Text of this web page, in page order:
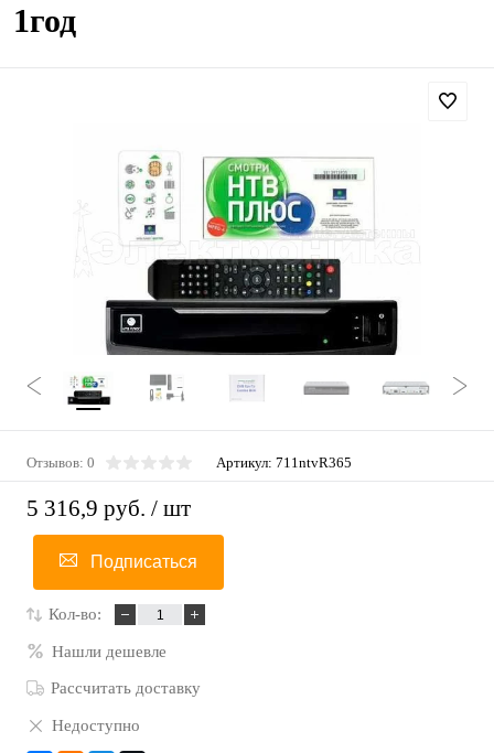
1год
Отзывов: 0 Артикул: 711ntvR365
5 316,9 руб. / шт
Подписаться
Кол-во:
Нашли дешевле
Рассчитать доставку
Недоступно